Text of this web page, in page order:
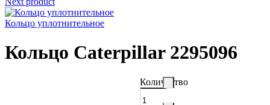
Кольцо уплотнительное
Кольцо Caterpillar 2295096
Количество